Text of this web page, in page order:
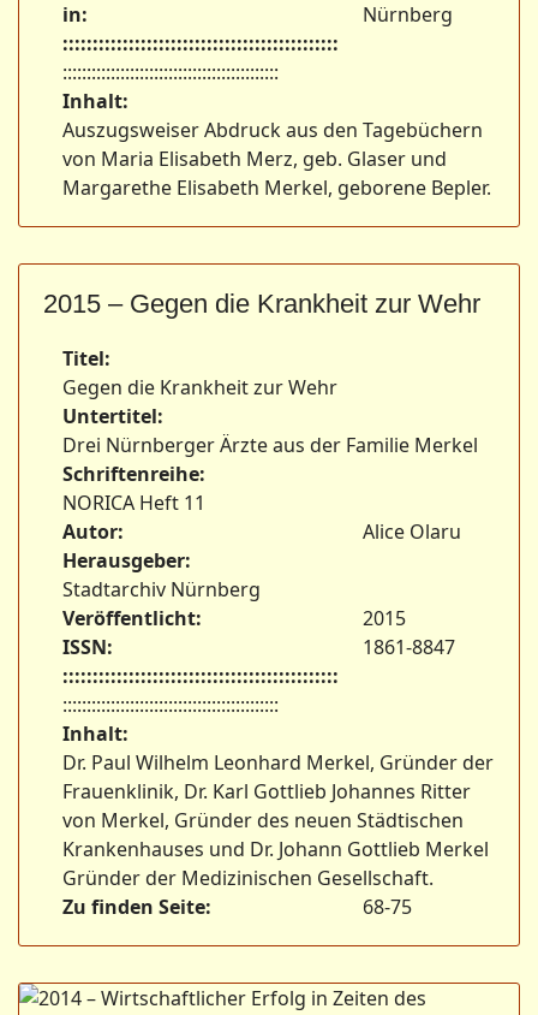
in:
Nürnberg
::::::::::::::::::::::::::::::::::::::::::::::
:::::::::::::::::::::::::::::::::::::::::::::
Inhalt:
Auszugsweiser Abdruck aus den Tagebüchern
von Maria Elisabeth Merz, geb. Glaser und
Margarethe Elisabeth Merkel, geborene Bepler.
2015 – Gegen die Krankheit zur Wehr
Titel:
Gegen die Krankheit zur Wehr
Untertitel:
Drei Nürnberger Ärzte aus der Familie Merkel
Schriftenreihe:
NORICA Heft 11
Autor:
Alice Olaru
Herausgeber:
Stadtarchiv Nürnberg
Veröffentlicht:
2015
ISSN:
1861-8847
::::::::::::::::::::::::::::::::::::::::::::::
:::::::::::::::::::::::::::::::::::::::::::::
Inhalt:
Dr. Paul Wilhelm Leonhard Merkel, Gründer der
Frauenklinik, Dr. Karl Gottlieb Johannes Ritter
von Merkel, Gründer des neuen Städtischen
Krankenhauses und Dr. Johann Gottlieb Merkel
Gründer der Medizinischen Gesellschaft.
Zu finden Seite:
68-75